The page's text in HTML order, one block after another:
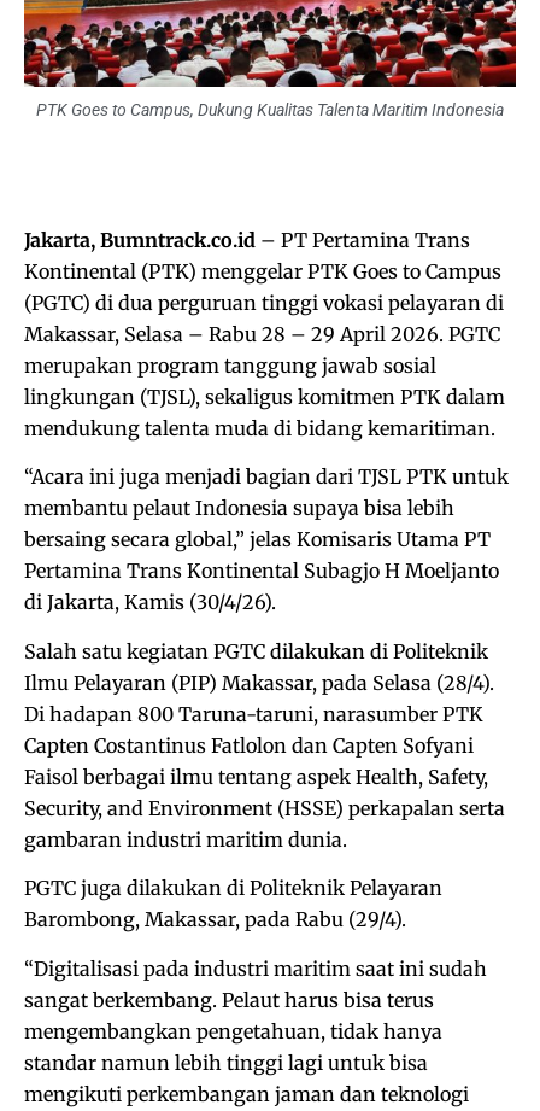
PTK Goes to Campus, Dukung Kualitas Talenta Maritim Indonesia
Jakarta, Bumntrack.co.id – PT Pertamina Trans
Kontinental (PTK) menggelar PTK Goes to Campus
(PGTC) di dua perguruan tinggi vokasi pelayaran di
Makassar, Selasa – Rabu 28 – 29 April 2026. PGTC
merupakan program tanggung jawab sosial
lingkungan (TJSL), sekaligus komitmen PTK dalam
mendukung talenta muda di bidang kemaritiman.
“Acara ini juga menjadi bagian dari TJSL PTK untuk
membantu pelaut Indonesia supaya bisa lebih
bersaing secara global,” jelas Komisaris Utama PT
Pertamina Trans Kontinental Subagjo H Moeljanto
di Jakarta, Kamis (30/4/26).
Salah satu kegiatan PGTC dilakukan di Politeknik
Ilmu Pelayaran (PIP) Makassar, pada Selasa (28/4).
Di hadapan 800 Taruna-taruni, narasumber PTK
Capten Costantinus Fatlolon dan Capten Sofyani
Faisol berbagai ilmu tentang aspek Health, Safety,
Security, and Environment (HSSE) perkapalan serta
gambaran industri maritim dunia.
PGTC juga dilakukan di Politeknik Pelayaran
Barombong, Makassar, pada Rabu (29/4).
“Digitalisasi pada industri maritim saat ini sudah
sangat berkembang. Pelaut harus bisa terus
mengembangkan pengetahuan, tidak hanya
standar namun lebih tinggi lagi untuk bisa
mengikuti perkembangan jaman dan teknologi